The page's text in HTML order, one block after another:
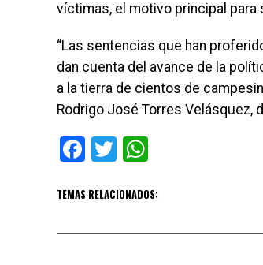
víctimas, el motivo principal para
“Las sentencias que han
dan cuenta del avance de la
a la tierra de cientos de
Rodrigo José Torres Velásquez,
Facebook
Twitter
TEMAS RELACIONADOS: